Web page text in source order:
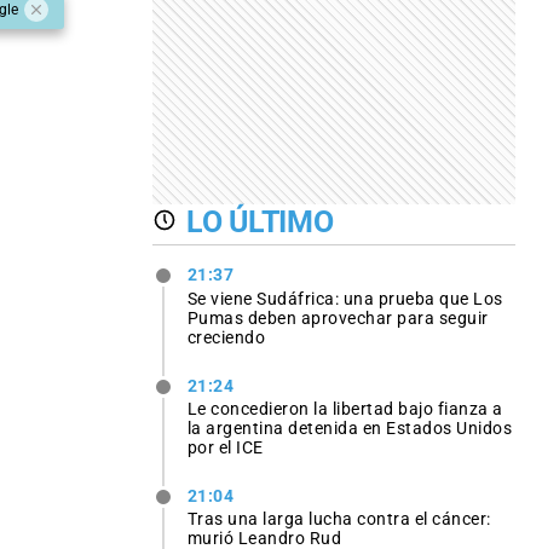
LO ÚLTIMO
21:37
Se viene Sudáfrica: una prueba que Los
Pumas deben aprovechar para seguir
creciendo
21:24
Le concedieron la libertad bajo fianza a
la argentina detenida en Estados Unidos
por el ICE
21:04
Tras una larga lucha contra el cáncer:
murió Leandro Rud